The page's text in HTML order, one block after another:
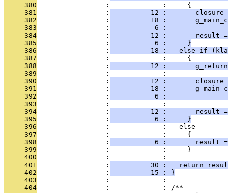
     380
                 :             :     {
     381
                 :
12 :       closure
     382
                 :
18 :
     383
                 :
6 :
     384
                 :
12 :       result
     385
                 :
           6 :     }
     386
                 :
18 :   else if
     387
                 :             :     {
     388
                 :
12 :
     389
                 :             :
     390
                 :
12 :       closure
     391
                 :
18 :
     392
                 :
6 :
     393
                 :             :
     394
                 :
12 :       result
     395
                 :
           6 :     }
     396
                 :             :   else
     397
                 :             :     {
     398
                 :
6 :       result
     399
                 :             :     }
     400
                 :             :
     401
                 :
30 :   return
     402
                 :
          15 : }
     403
                 :             :
     404
                 :             : /**